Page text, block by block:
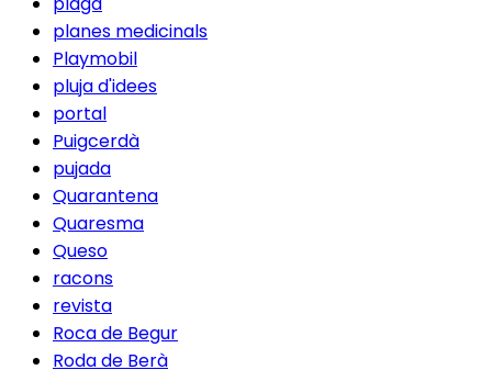
planes medicinals
Playmobil
pluja d'idees
portal
Puigcerdà
pujada
Quarantena
Quaresma
Queso
racons
revista
Roca de Begur
Roda de Berà